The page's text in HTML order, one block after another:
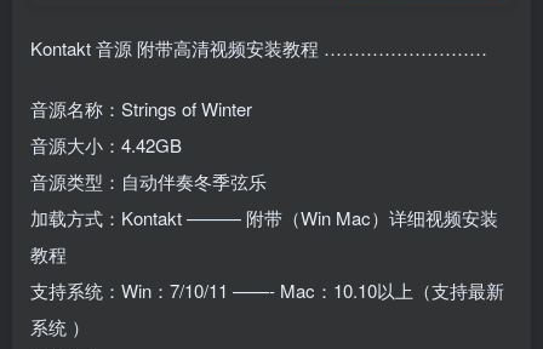
Kontakt 音源 附带高清视频安装教程 ………………………
音源名称：Strings of Winter
音源大小：4.42GB
音源类型：自动伴奏冬季弦乐
加载方式：Kontakt ——— 附带（Win Mac）详细视频安装
教程
支持系统：Win：7/10/11 ——- Mac：10.10以上（支持最新
系统 ）